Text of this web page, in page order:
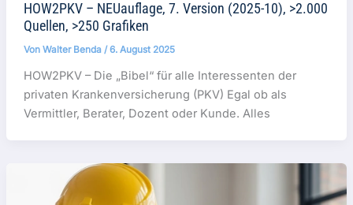
HOW2PKV – NEUauflage, 7. Version (2025-10), >2.000
Quellen, >250 Grafiken
Von Walter Benda /6. August 2025
HOW2PKV – Die „Bibel“ für alle Interessenten der
privaten Krankenversicherung (PKV) Egal ob als
Vermittler, Berater, Dozent oder Kunde. Alles